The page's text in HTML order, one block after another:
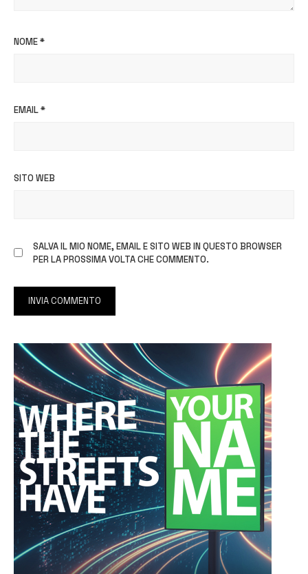
NOME*
EMAIL*
SITO WEB
SALVA IL MIO NOME, EMAIL E SITO WEB IN QUESTO BROWSER
PER LA PROSSIMA VOLTA CHE COMMENTO.